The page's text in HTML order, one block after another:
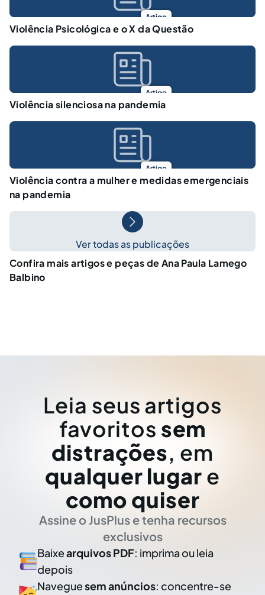
Artigo
Violência Psicológica e o X da Questão
Artigo
Violência silenciosa na pandemia
Artigo
Violência contra a mulher e medidas emergenciais
na pandemia
Ver todas as publicações
Confira mais artigos e peças de Ana Paula Lamego
Balbino
Leia seus artigos
favoritos sem
distrações, em
qualquer lugar e
como quiser
Assine o JusPlus e tenha recursos
exclusivos
Baixearquivos PDF: imprima ou leia
depois
Naveguesem anúncios: concentre-se